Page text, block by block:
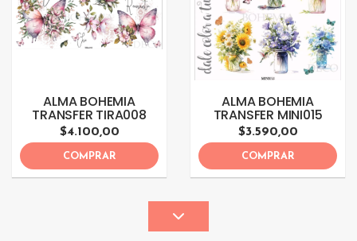
ALMA BOHEMIA
TRANSFER TIRA008
$4.100,00
COMPRAR
ALMA BOHEMIA
TRANSFER MINI015
$3.590,00
COMPRAR